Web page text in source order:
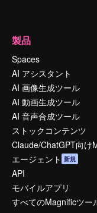
製品
Spaces
AI アシスタント
AI 画像生成ツール
AI 動画生成ツール
AI 音声合成ツール
ストックコンテンツ
Claude/ChatGPT向け
エージェント 新規
API
モバイルアプリ
すべてのMagnificツー